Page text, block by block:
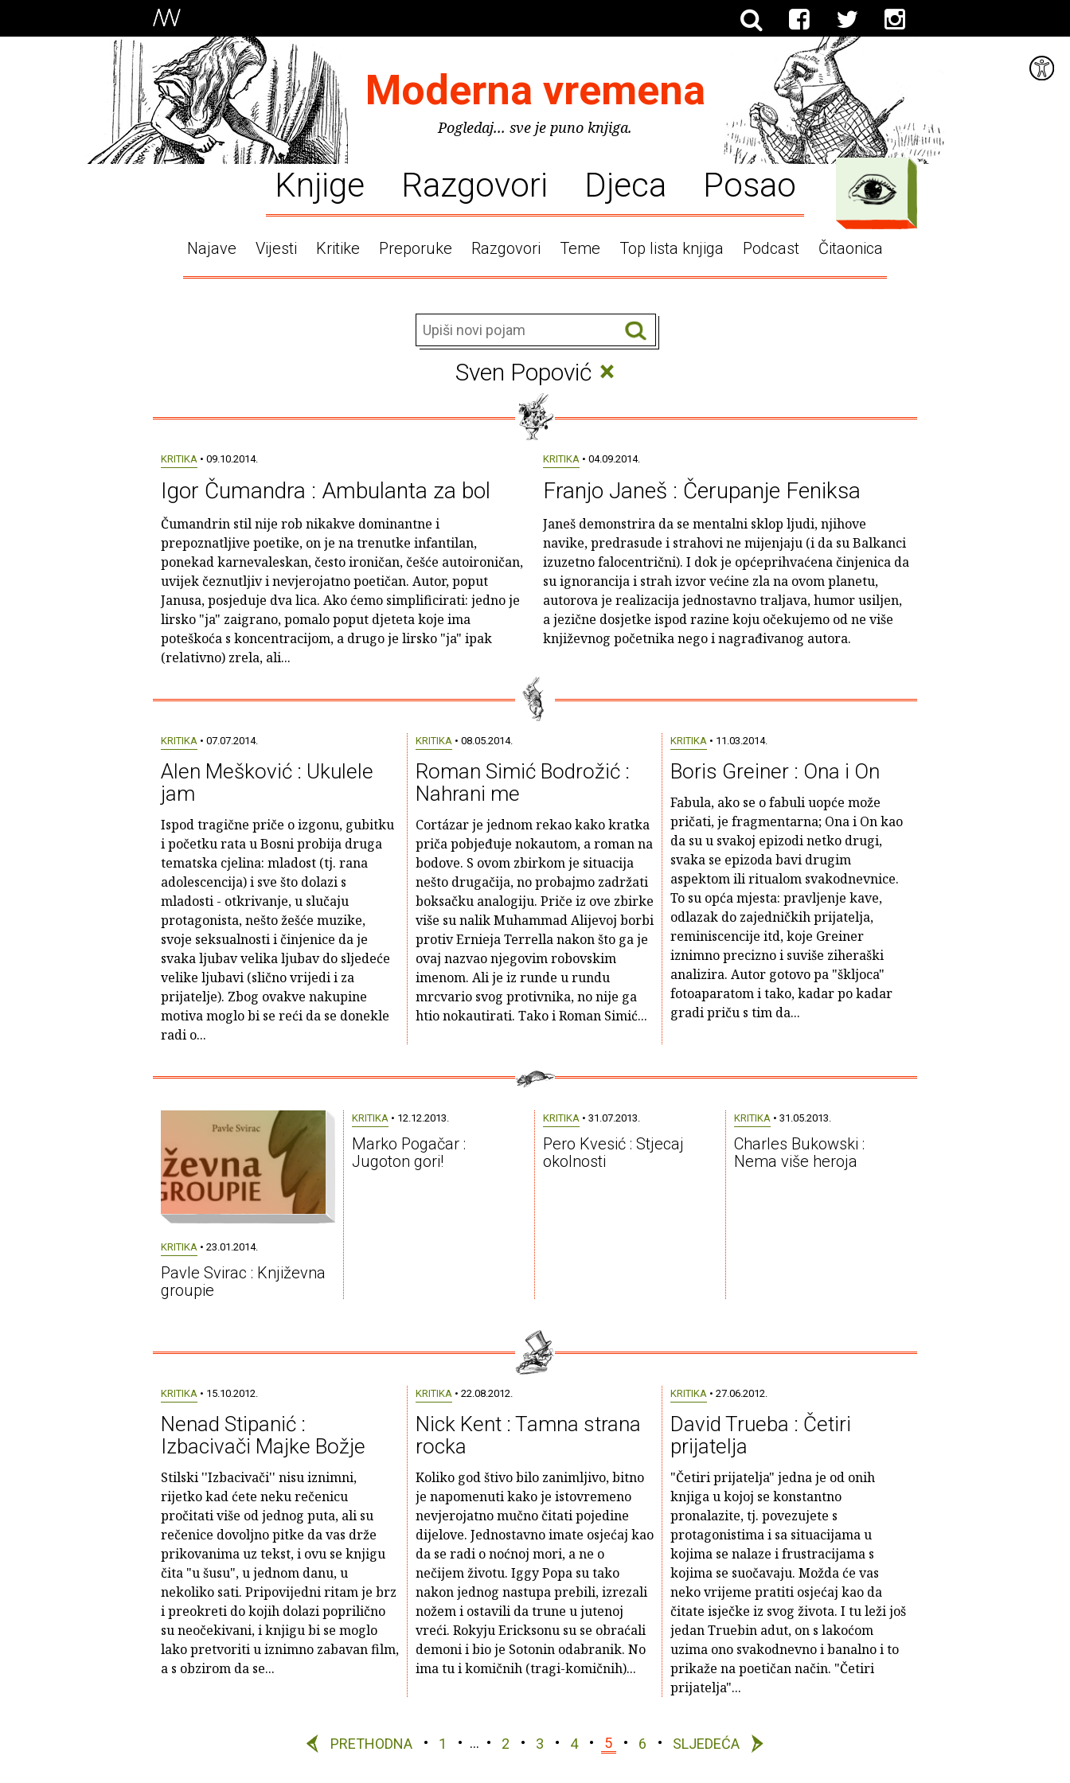
Moderna vremena
Pogledaj... sve je puno knjiga.
Knjige Razgovori Djeca Posao
Najave Vijesti Kritike Preporuke Razgovori Teme Top lista knjiga Podcast Čitaonica
Sven Popović ×
KRITIKA• 09.10.2014.
Igor Čumandra : Ambulanta za bol
Čumandrin stil nije rob nikakve dominantne i
prepoznatljive poetike, on je na trenutke infantilan,
ponekad karnevaleskan, često ironičan, češće autoironičan,
uvijek čeznutljiv i nevjerojatno poetičan. Autor, poput
Janusa, posjeduje dva lica. Ako ćemo simplificirati: jedno je
lirsko "ja" zaigrano, pomalo poput djeteta koje ima
poteškoća s koncentracijom, a drugo je lirsko "ja" ipak
(relativno) zrela, ali...
KRITIKA• 04.09.2014.
Franjo Janeš : Čerupanje Feniksa
Janeš demonstrira da se mentalni sklop ljudi, njihove
navike, predrasude i strahovi ne mijenjaju (i da su Balkanci
izuzetno falocentrični). I dok je općeprihvaćena činjenica da
su ignorancija i strah izvor većine zla na ovom planetu,
autorova je realizacija jednostavno traljava, humor usiljen,
a jezične dosjetke ispod razine koju očekujemo od ne više
književnog početnika nego i nagrađivanog autora.
KRITIKA• 07.07.2014.
Alen Mešković : Ukulele
jam
Ispod tragične priče o izgonu, gubitku
i početku rata u Bosni probija druga
tematska cjelina: mladost (tj. rana
adolescencija) i sve što dolazi s
mladosti - otkrivanje, u slučaju
protagonista, nešto žešće muzike,
svoje seksualnosti i činjenice da je
svaka ljubav velika ljubav do sljedeće
velike ljubavi (slično vrijedi i za
prijatelje). Zbog ovakve nakupine
motiva moglo bi se reći da se donekle
radi o...
KRITIKA• 08.05.2014.
Roman Simić Bodrožić :
Nahrani me
Cortázar je jednom rekao kako kratka
priča pobjeđuje nokautom, a roman na
bodove. S ovom zbirkom je situacija
nešto drugačija, no probajmo zadržati
boksačku analogiju. Priče iz ove zbirke
više su nalik Muhammad Alijevoj borbi
protiv Ernieja Terrella nakon što ga je
ovaj nazvao njegovim robovskim
imenom. Ali je iz runde u rundu
mrcvario svog protivnika, no nije ga
htio nokautirati. Tako i Roman Simić...
KRITIKA• 11.03.2014.
Boris Greiner : Ona i On
Fabula, ako se o fabuli uopće može
pričati, je fragmentarna; Ona i On kao
da su u svakoj epizodi netko drugi,
svaka se epizoda bavi drugim
aspektom ili ritualom svakodnevnice.
To su opća mjesta: pravljenje kave,
odlazak do zajedničkih prijatelja,
reminiscencije itd, koje Greiner
iznimno precizno i suviše ziheraški
analizira. Autor gotovo pa "škljoca"
fotoaparatom i tako, kadar po kadar
gradi priču s tim da...
KRITIKA • 23.01.2014.
Pavle Svirac : Književna
groupie
KRITIKA• 12.12.2013.
Marko Pogačar :
Jugoton gori!
KRITIKA• 31.07.2013.
Pero Kvesić : Stjecaj
okolnosti
KRITIKA• 31.05.2013.
Charles Bukowski :
Nema više heroja
KRITIKA• 15.10.2012.
Nenad Stipanić :
Izbacivači Majke Božje
Stilski ''Izbacivači'' nisu iznimni,
rijetko kad ćete neku rečenicu
pročitati više od jednog puta, ali su
rečenice dovoljno pitke da vas drže
prikovanima uz tekst, i ovu se knjigu
čita "u šusu", u jednom danu, u
nekoliko sati. Pripovijedni ritam je brz
i preokreti do kojih dolazi poprilično
su neočekivani, i knjigu bi se moglo
lako pretvoriti u iznimno zabavan film,
a s obzirom da se...
KRITIKA• 22.08.2012.
Nick Kent : Tamna strana
rocka
Koliko god štivo bilo zanimljivo, bitno
je napomenuti kako je istovremeno
nevjerojatno mučno čitati pojedine
dijelove. Jednostavno imate osjećaj kao
da se radi o noćnoj mori, a ne o
nečijem životu. Iggy Popa su tako
nakon jednog nastupa prebili, izrezali
nožem i ostavili da trune u jutenoj
vreći. Rokyju Ericksonu su se obraćali
demoni i bio je Sotonin odabranik. No
ima tu i komičnih (tragi-komičnih)...
KRITIKA• 27.06.2012.
David Trueba : Četiri
prijatelja
"Četiri prijatelja" jedna je od onih
knjiga u kojoj se konstantno
pronalazite, tj. povezujete s
protagonistima i sa situacijama u
kojima se nalaze i frustracijama s
kojima se suočavaju. Možda će vas
neko vrijeme pratiti osjećaj kao da
čitate isječke iz svog života. I tu leži još
jedan Truebin adut, on s lakoćom
uzima ono svakodnevno i banalno i to
prikaže na poetičan način. "Četiri
prijatelja"...
PRETHODNA 1 … 2 3 4 5 6 SLJEDEĆA